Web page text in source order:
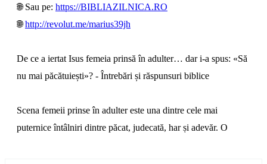
🌐 Sau pe: https://BIBLIAZILNICA.RO
🌐http://revolut.me/marius39jh
De ce a iertat Isus femeia prinsă în adulter… dar i-a spus: «Să
nu mai păcătuiești»? - Întrebări și răspunsuri biblice
Scena femeii prinse în adulter este una dintre cele mai
puternice întâlniri dintre păcat, judecată, har și adevăr. O